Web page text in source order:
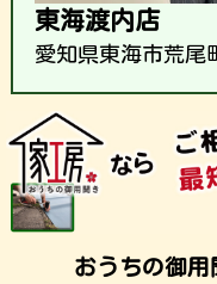
東海渡内店
愛知県東海市荒尾
おうちの御